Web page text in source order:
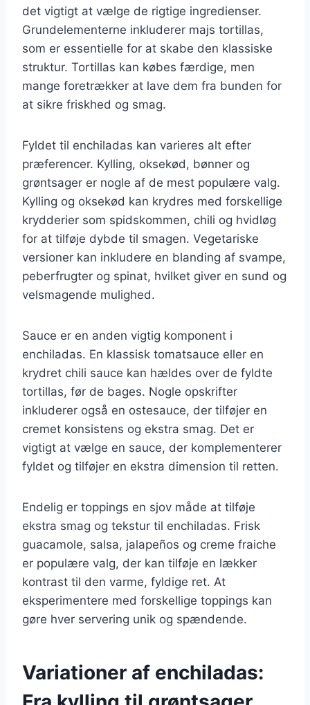
det vigtigt at vælge de rigtige ingredienser.
Grundelementerne inkluderer majs tortillas,
som er essentielle for at skabe den klassiske
struktur. Tortillas kan købes færdige, men
mange foretrækker at lave dem fra bunden for
at sikre friskhed og smag.
Fyldet til enchiladas kan varieres alt efter
præferencer. Kylling, oksekød, bønner og
grøntsager er nogle af de mest populære valg.
Kylling og oksekød kan krydres med forskellige
krydderier som spidskommen, chili og hvidløg
for at tilføje dybde til smagen. Vegetariske
versioner kan inkludere en blanding af svampe,
peberfrugter og spinat, hvilket giver en sund og
velsmagende mulighed.
Sauce er en anden vigtig komponent i
enchiladas. En klassisk tomatsauce eller en
krydret chili sauce kan hældes over de fyldte
tortillas, før de bages. Nogle opskrifter
inkluderer også en ostesauce, der tilføjer en
cremet konsistens og ekstra smag. Det er
vigtigt at vælge en sauce, der komplementerer
fyldet og tilføjer en ekstra dimension til retten.
Endelig er toppings en sjov måde at tilføje
ekstra smag og tekstur til enchiladas. Frisk
guacamole, salsa, jalapeños og creme fraiche
er populære valg, der kan tilføje en lækker
kontrast til den varme, fyldige ret. At
eksperimentere med forskellige toppings kan
gøre hver servering unik og spændende.
Variationer af enchiladas: